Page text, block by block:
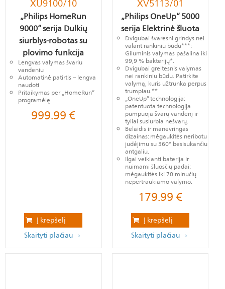
XU9100/10
„Philips HomeRun
9000“ serija Dulkių
siurblys-robotas su
plovimo funkcija
Lengvas valymas švariu
vandeniu
Automatinė patirtis – lengva
naudoti
Pritaikymas per „HomeRun“
programėlę
999.99€
Į krepšelį
Skaityti plačiau
XV5113/01
„Philips OneUp“ 5000
serija Elektrinė šluota
Dvigubai švaresni grindys nei
valant rankiniu būdu***:
Giluminis valymas pašalina iki
99,9 % bakterijų*.
Dvigubai greitesnis valymas
nei rankiniu būdu. Patirkite
valymą, kuris užtrunka perpus
trumpiau.**
„OneUp” technologija:
patentuota technologija
pumpuoja švarų vandenį ir
tyliai susiurbia nešvarų.
Belaidis ir manevringas
dizainas: mėgaukitės neribotu
judėjimu su 360° besisukančiu
antgaliu.
Ilgai veikianti baterija ir
nuimami šluosčių padai:
mėgaukitės iki 70 minučių
nepertraukiamo valymo.
179.99€
Į krepšelį
Skaityti plačiau